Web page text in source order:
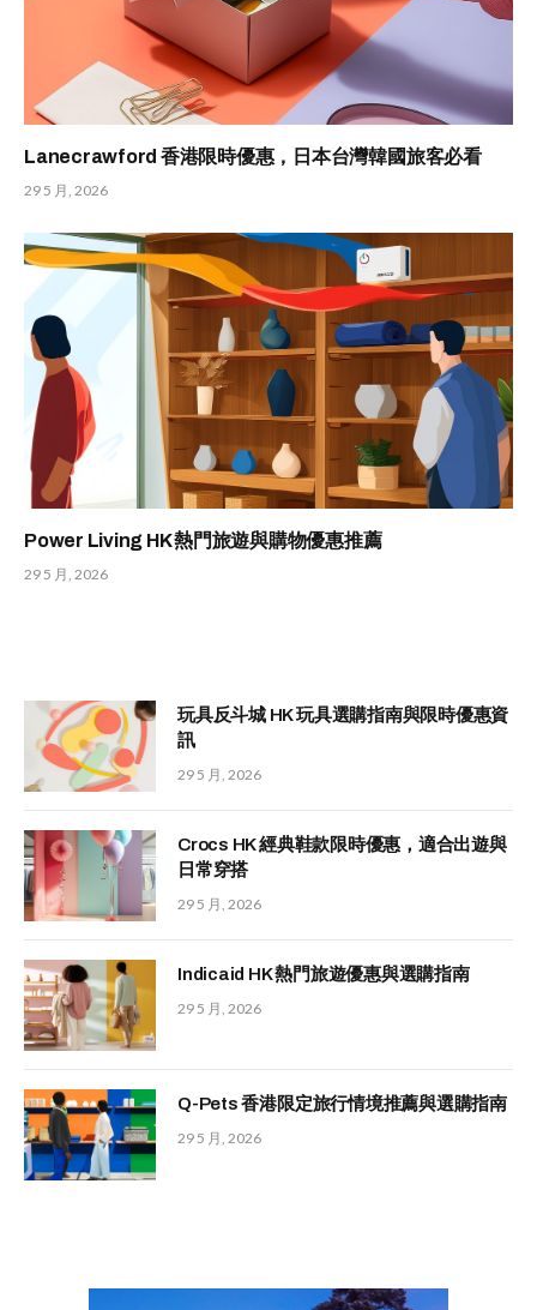
Lanecrawford 香港限時優惠，日本台灣韓國旅客必看
29 5 月, 2026
Power Living HK 熱門旅遊與購物優惠推薦
29 5 月, 2026
玩具反斗城 HK 玩具選購指南與限時優惠資
訊
29 5 月, 2026
Crocs HK 經典鞋款限時優惠，適合出遊與
日常穿搭
29 5 月, 2026
Indicaid HK 熱門旅遊優惠與選購指南
29 5 月, 2026
Q-Pets 香港限定旅行情境推薦與選購指南
29 5 月, 2026